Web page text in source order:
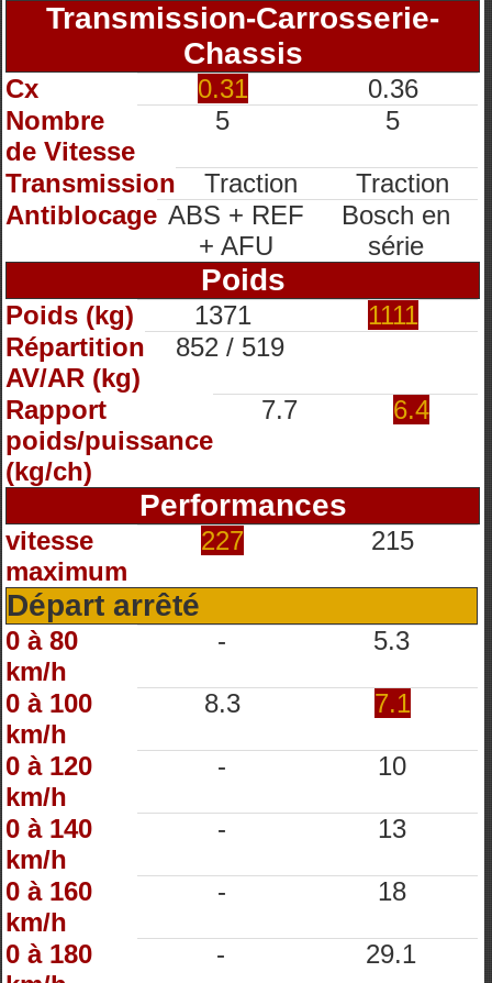
Transmission-Carrosserie-
Chassis
Cx 0.31
0.36
Nombre
de Vitesse
5 5
Transmission Traction
Traction
Antiblocage ABS + REF
+ AFU
Bosch en
série
Poids
Poids (kg) 1371
1111
Répartition
AV/AR (kg)
852 / 519
Rapport
poids/puissance
(kg/ch)
7.7 6.4
Performances
vitesse
maximum
227 215
Départ arrêté
0 à 80
km/h
- 5.3
0 à 100
km/h
8.3 7.1
0 à 120
km/h
- 10
0 à 140
km/h
- 13
0 à 160
km/h
- 18
0 à 180
- 29.1